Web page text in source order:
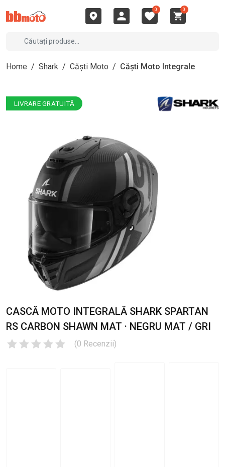
0 0
Home / Shark / Căști Moto / Căști Moto Integrale
LIVRARE GRATUITĂ
CASCĂ MOTO INTEGRALĂ SHARK SPARTAN
RS CARBON SHAWN MAT · NEGRU MAT / GRI
(0 Recenzii)